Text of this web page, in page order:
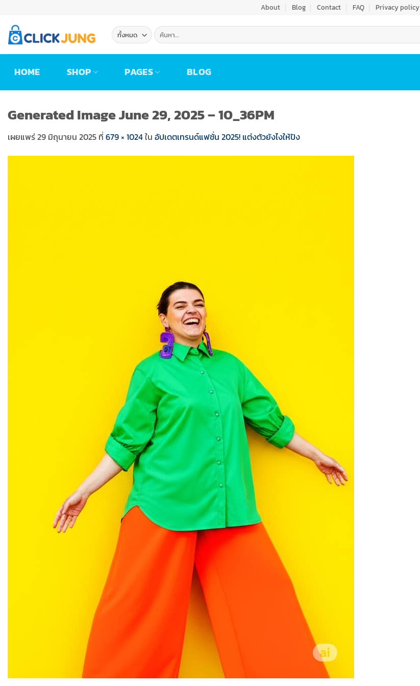
ยัง
เนื้อหา
About Blog Contact FAQ Privacy policy
ค้นหา:
HOME SHOP PAGES BLOG
Generated Image June 29, 2025 – 10_36PM
เผยแพร่29 มิถุนายน 2025 ที่ 679 × 1024ใน อัปเดตเทรนด์แฟชั่น 2025! แต่งตัวยังไงให้ปัง